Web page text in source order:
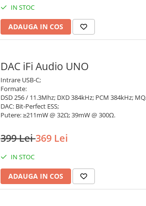
IN STOC
ADAUGA IN COS
DAC iFi Audio UNO
Intrare USB-C;
Formate:
DSD 256 / 11.3Mhz; DXD 384kHz; PCM 384kHz;
DAC: Bit-Perfect ESS;
Putere: ≥211mW @ 32Ω; 39mW @ 300Ω.
399 Lei369 Lei
IN STOC
ADAUGA IN COS